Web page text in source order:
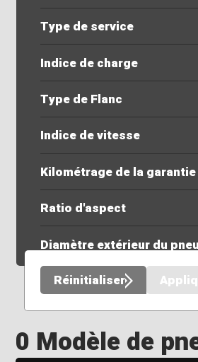
Type de service
Indice de charge
Type de Flanc
Indice de vitesse
Kilométrage de la garantie
Ratio d'aspect
Diamètre extérieur du pneu
Réinitialiser
0 Modèle de